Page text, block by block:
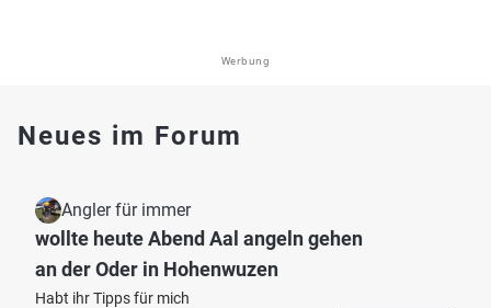
Werbung
Neues im Forum
Angler für immer
wollte heute Abend Aal angeln gehen
an der Oder in Hohenwuzen
Habt ihr Tipps für mich